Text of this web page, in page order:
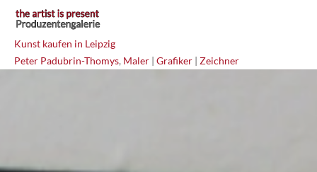
Kunst kaufen in Leipzig
Peter Padubrin-Thomys, Maler | Grafiker | Zeichner